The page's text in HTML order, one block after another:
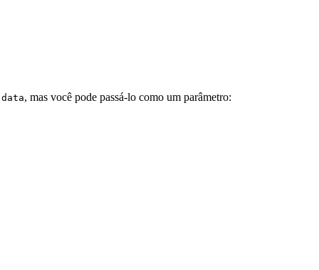
data, mas você pode passá-lo como um parâmetro: